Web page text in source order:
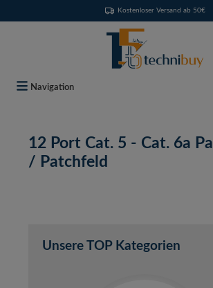
Kostenloser Versand ab 50€
Navigation
12 Port Cat. 5 - Cat. 6a
/ Patchfeld
Unsere TOP Kategorien